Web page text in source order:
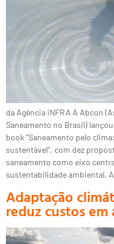
da Agência iNFRA A Abcon
Saneamento no Brasil)
book “Saneamento pelo
sustentável”, com dez
saneamento como eixo
sustentabilidade ambiental.
Adaptação
reduz custos em